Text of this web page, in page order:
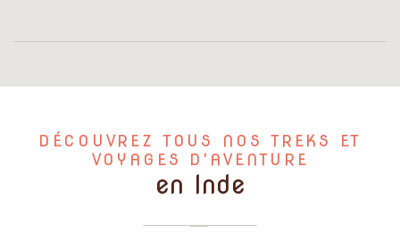
DÉCOUVREZ TOUS NOS TREKS ET
VOYAGES D'AVENTURE
en Inde